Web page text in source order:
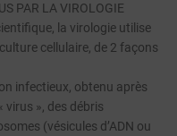
PAR LA VIROLOGIE
la virologie utilise
cellulaire, de 2 façons
infectieux, obtenu après
», des débris
(vésicules d’ADN ou